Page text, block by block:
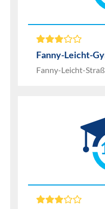
Fanny-Leicht-
Fanny-Leicht-